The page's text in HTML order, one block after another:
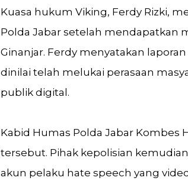
Kuasa hukum Viking, Ferdy Rizki,
Polda Jabar setelah mendapatkan
Ginanjar. Ferdy menyatakan
dinilai telah melukai perasaan
publik digital.
Kabid Humas Polda Jabar Kombes
tersebut. Pihak kepolisian
akun pelaku hate speech yang